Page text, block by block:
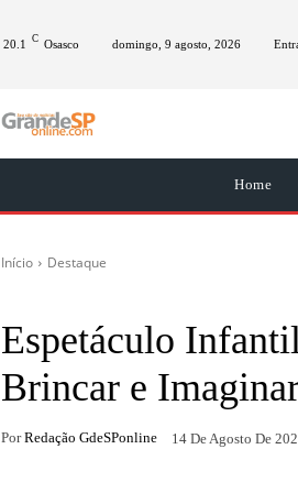
20.1 C Osasco domingo, 9 agosto, 2026
Home
Início Destaque
Espetáculo
Brincar e
Por Redação GdeSPonline 14 De Agosto De